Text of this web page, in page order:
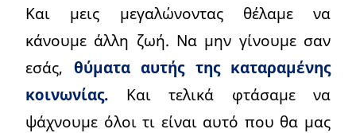
Και μεις μεγαλώνοντας θέλαμε να
κάνουμε άλλη ζωή. Να μην γίνουμε σαν
εσάς, θύματα αυτής της καταραμένης
κοινωνίας. Και τελικά φτάσαμε να
ψάχνουμε όλοι τι είναι αυτό που θα μας